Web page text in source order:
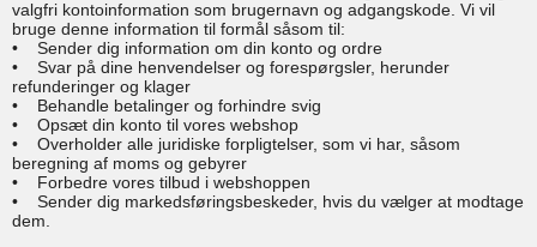
valgfri kontoinformation som brugernavn og adgangskode. Vi vil
bruge denne information til formål såsom til:
• Sender dig information om din konto og ordre
• Svar på dine henvendelser og forespørgsler, herunder
refunderinger og klager
• Behandle betalinger og forhindre svig
• Opsæt din konto til vores webshop
• Overholder alle juridiske forpligtelser, som vi har, såsom
beregning af moms og gebyrer
• Forbedre vores tilbud i webshoppen
• Sender dig markedsføringsbeskeder, hvis du vælger at modtage
dem.